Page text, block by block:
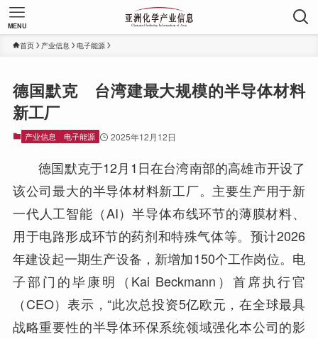
MENU
首页 产业信息 电子能源
德国默克 台湾建最大规模的半导体材料
新工厂
产业信息 电子能源 2025年12月12日
德国默克于12月1日在台湾南部的高雄市开设了
该公司最大的半导体材料新工厂。主要生产用于新
一代人工智能（AI）半导体布线环节的薄膜材料、
用于电路形成环节的药剂和特殊气体等。预计2026
年建设起一期生产设备，新增加150个工作岗位。电
子部门的毕康明（Kai Beckmann）首席执行官
（CEO）表示，“此次总投资5亿欧元，在全球最具
战略重要性的半导体环保系统领域强化本公司的影